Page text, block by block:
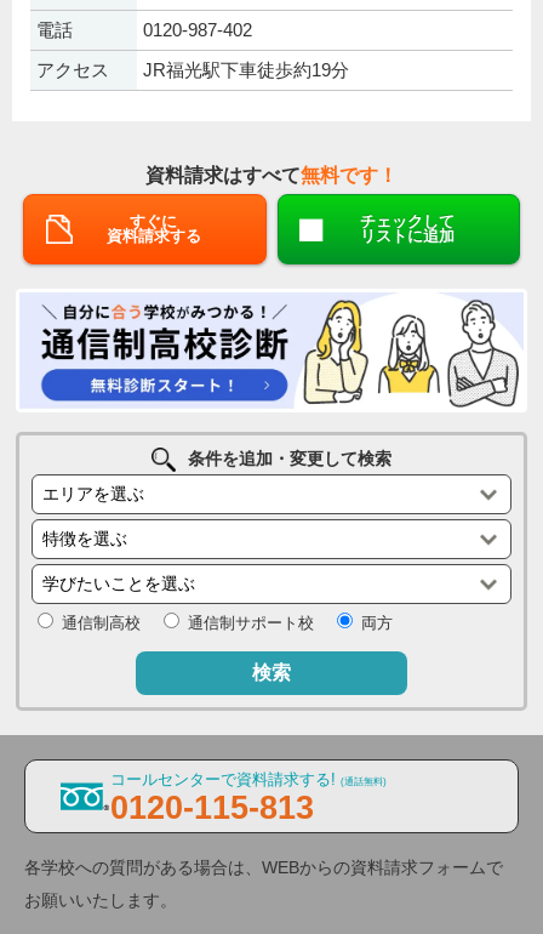
電話
0120-987-402
アクセス
JR福光駅下車徒歩約19分
資料請求はすべて無料です！
すぐに
資料請求する
チェックして
リストに追加
条件を追加・変更して検索
通信制高校 通信制サポート校 両方
検索
コールセンターで資料請求する! (通話無料)
0120-115-813
各学校への質問がある場合は、WEBからの資料請求フォームで
お願いいたします。